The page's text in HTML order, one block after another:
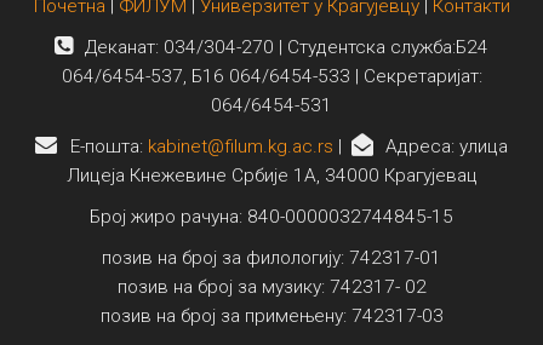
Почетна | ФИЛУМ | Универзитет у Крагујевцу| Контакти
Деканат: 034/304-270 | Студентска служба:Б24
064/6454-537, Б16 064/6454-533 | Секретаријат:
064/6454-531
E-пошта: kabinet@filum.kg.ac.rs |
Адреса: улица
Лицеја Кнежевине Србије 1А, 34000 Крагујевац
Број жиро рачуна: 840-0000032744845-15
позив на број за филологију: 742317-01
позив на број за музику: 742317- 02
позив на број за примењену: 742317-03